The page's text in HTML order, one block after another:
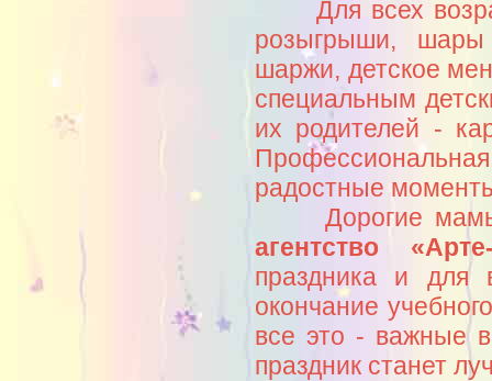
Для всех
розыгрыши,
шаржи, детское
специальным
их родителей -
радостные
Дорогие мамы
агентство
праздника и для
окончание
все это - важные
праздник станет